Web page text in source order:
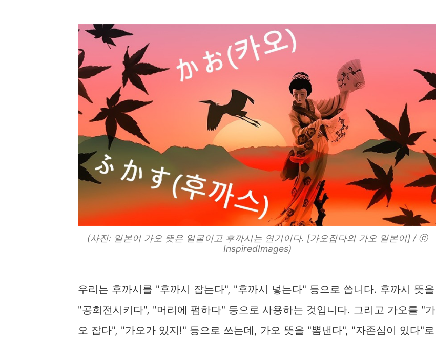
(사진: 일본어 가오 뜻은 얼굴이고 후까시는 연기이다. [가오잡다의 가오 일본어] / ⓒ
InspiredImages)
우리는 후까시를 "후까시 잡는다", "후까시 넣는다" 등으로 씁니다. 후까시 뜻을
"공회전시키다", "머리에 펌하다" 등으로 사용하는 것입니다. 그리고 가오를 "가
오 잡다", "가오가 있지!" 등으로 쓰는데, 가오 뜻을 "뽐낸다", "자존심이 있다"로